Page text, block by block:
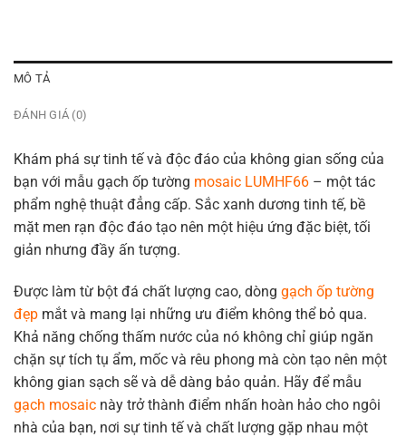
MÔ TẢ
ĐÁNH GIÁ (0)
Khám phá sự tinh tế và độc đáo của không gian sống của
bạn với mẫu gạch ốp tường mosaic LUMHF66 – một tác
phẩm nghệ thuật đẳng cấp. Sắc xanh dương tinh tế, bề
mặt men rạn độc đáo tạo nên một hiệu ứng đặc biệt, tối
giản nhưng đầy ấn tượng.
Được làm từ bột đá chất lượng cao, dòng gạch ốp tường
đẹp mắt và mang lại những ưu điểm không thể bỏ qua.
Khả năng chống thấm nước của nó không chỉ giúp ngăn
chặn sự tích tụ ẩm, mốc và rêu phong mà còn tạo nên một
không gian sạch sẽ và dễ dàng bảo quản. Hãy để mẫu
gạch mosaic này trở thành điểm nhấn hoàn hảo cho ngôi
nhà của bạn, nơi sự tinh tế và chất lượng gặp nhau một